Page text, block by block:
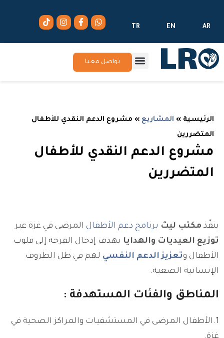
AR
EN
TR
تواصل معنا
الرئيسية » المشاريع » مشروع الدعم النقدي للأطفال
المتضررين
مشروع الدعم النقدي للأطفال
المتضررين
ينفّذ مكتب ليث برنامج دعم الأطفال المرضى في غزة عبر
توزيع العيديات والهدايا بهدف إدخال الفرحة إلى قلوب
الأطفال وتعزيز الدعم النفسي لهم في ظل الظروف
الإنسانية الصعبة.
المناطق والفئات المستهدفة :
1.الأطفال المرضى في المستشفيات والمراكز الصحية في